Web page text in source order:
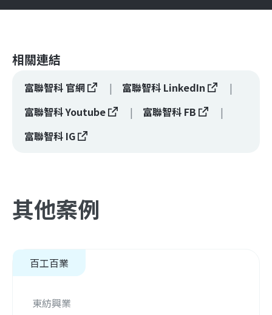
相關連結
富聯智科 官網
富聯智科 LinkedIn
富聯智科 Youtube
富聯智科 FB
富聯智科 IG
其他案例
百工百業
東紡興業